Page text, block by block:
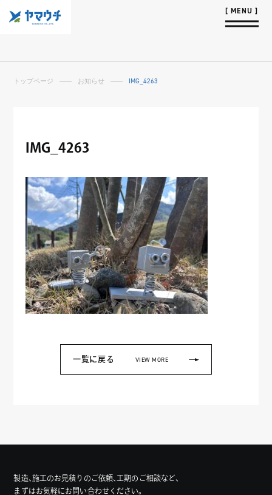
トップページ お知らせ IMG_4263
IMG_4263
一覧に戻る VIEW MORE
製造、施工のお見積りのご依頼、工期のご相談など、
まずはお気軽にお問い合わせください。